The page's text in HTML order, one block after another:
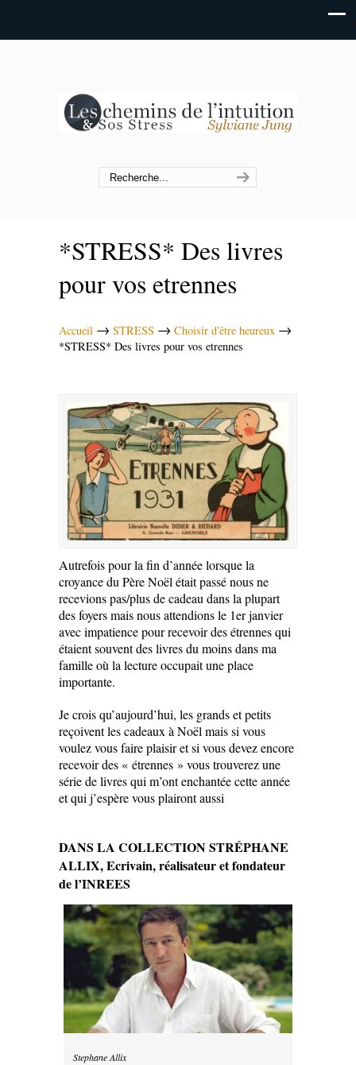
*STRESS* Des livres
pour vos etrennes
Accueil → STRESS → Choisir d'être heureux →
*STRESS* Des livres pour vos etrennes
Autrefois pour la fin d’année lorsque la
croyance du Père Noël était passé nous ne
recevions pas/plus de cadeau dans la plupart
des foyers mais nous attendions le 1er janvier
avec impatience pour recevoir des étrennes qui
étaient souvent des livres du moins dans ma
famille où la lecture occupait une place
importante.
Je crois qu’aujourd’hui, les grands et petits
reçoivent les cadeaux à Noël mais si vous
voulez vous faire plaisir et si vous devez encore
recevoir des « étrennes » vous trouverez une
série de livres qui m’ont enchantée cette année
et qui j’espère vous plairont aussi
DANS LA COLLECTION STRÉPHANE
ALLIX, Ecrivain, réalisateur et fondateur
de l’INREES
Stephane Allix